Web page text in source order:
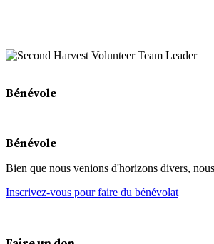
Bénévole
Bénévole
Bien que nous venions d'horizons divers,
Inscrivez-vous pour faire du bénévolat